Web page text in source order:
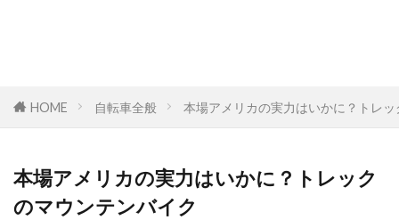
HOME 自転車全般 本場アメリカの実力はいかに？トレ
本場アメリカの実力はいかに？トレック
のマウンテンバイク